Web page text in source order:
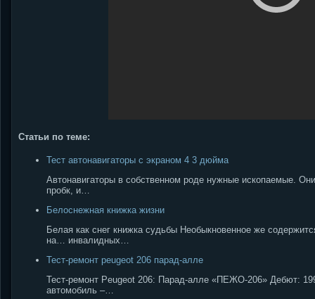
Статьи по теме:
Тест автонавигаторы с экраном 4 3 дюйма
Автонавигаторы в собственном роде нужные ископаемые.
пробк, и…
Белоснежная книжка жизни
Белая как снег книжка судьбы Необыкновенное же
на… инвалидных…
Тест-ремонт peugeot 206 парад-алле
Тест-ремонт Peugeot 206: Парад-алле «ПЕЖО-206» Дебют:
автомобиль –…